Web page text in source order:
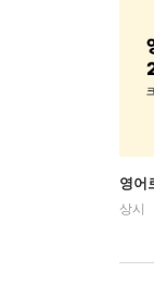
영어
상시